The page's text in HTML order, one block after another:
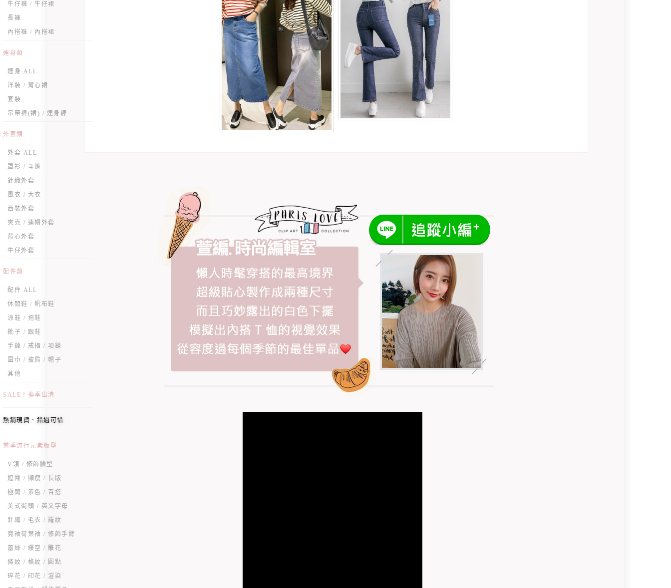
牛仔褲 / 牛仔裙
長褲
內搭褲 / 內搭裙
連身類
連身 ALL
洋裝 / 背心裙
套裝
吊帶褲(裙) / 連身褲
外套類
外套 ALL
罩衫 / 斗篷
針織外套
風衣 / 大衣
西裝外套
夾克 / 連帽外套
背心外套
牛仔外套
配件類
配件 ALL
休閒鞋 / 帆布鞋
涼鞋 / 拖鞋
靴子 / 跟鞋
手鍊 / 戒指 / 項鍊
圍巾 / 披肩 / 帽子
其他
SALE！換季出清
熱銷現貨．錯過可惜
當季流行元素版型
V領 / 修飾臉型
遮臀 / 顯瘦 / 長版
極簡 / 素色 / 百搭
美式街頭 / 英文字母
針織 / 毛衣 / 羅紋
寬袖荷葉袖 / 修飾手臂
蕾絲 / 縷空 / 雕花
條紋 / 格紋 / 圓點
碎花 / 印花 / 渲染